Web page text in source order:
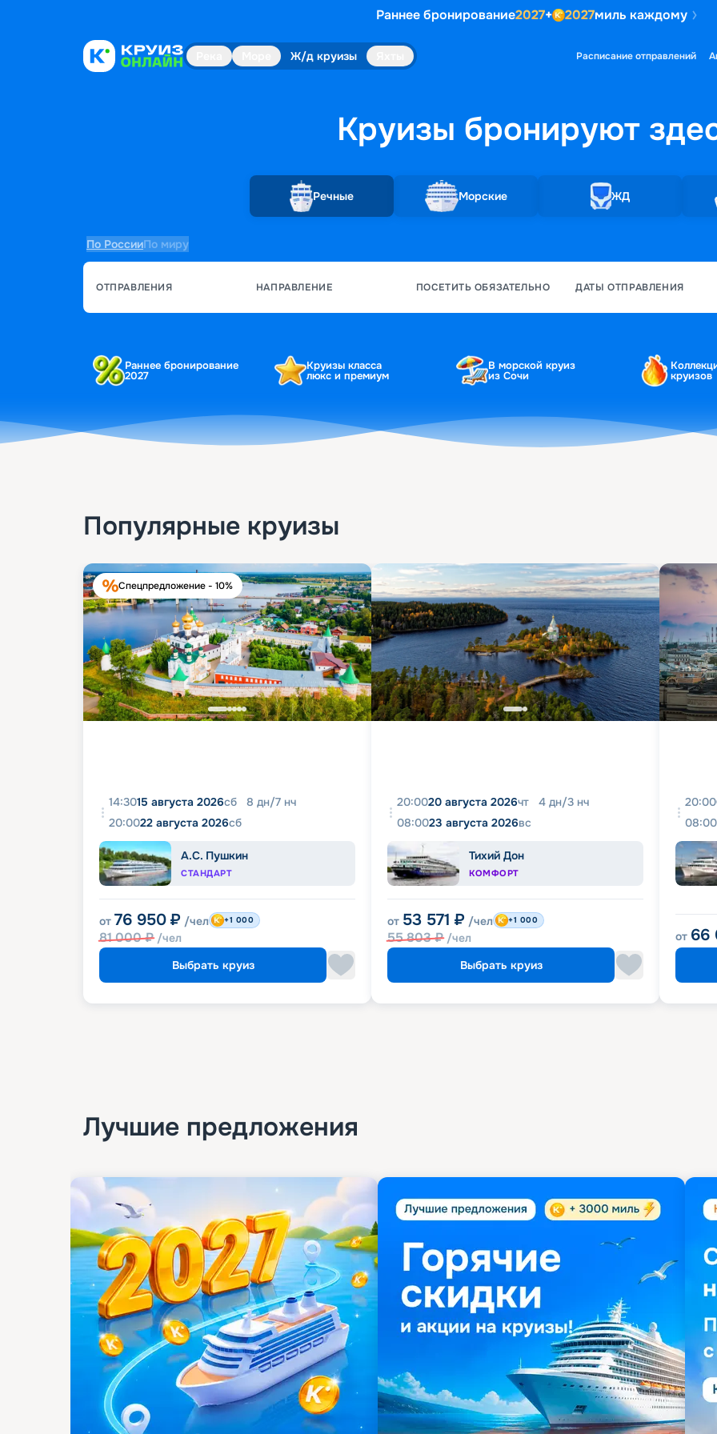
Раннее бронирование2027+ 2027миль каждому
Ж/д круизы Расписание отправлений
Круизы бронируют
Речные Морские ЖД
По РоссииПо миру
ОТПРАВЛЕНИЯ НАПРАВЛЕНИЕ ПОСЕТИТЬ ОБЯЗАТЕЛЬНО ДАТЫ ОТПРАВЛЕНИЯ
Раннее бронирование
2027
Круизы класса
люкс и премиум
В морской круиз
из Сочи круизов
Популярные круизы
Спецпредложение - 10%
14:3015 августа 2026сб 8 дн/7 нч
20:0022 августа 2026сб
А.С. Пушкин
СТАНДАРТ
от 76 950 ₽ /чел
81 000₽ /чел
+1 000
Выбрать круиз
20:0020 августа 2026чт 4 дн/3 нч
08:0023 августа 2026вс
Тихий Дон
КОМФОРТ
от 53 571 ₽ /чел
55 803₽ /чел
+1 000
Выбрать круиз
20:00
08:00
от 66
Лучшие предложения